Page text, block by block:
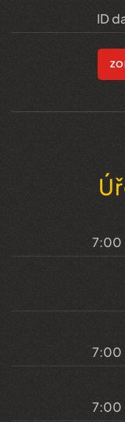
ID
7:00
7:00
7:00